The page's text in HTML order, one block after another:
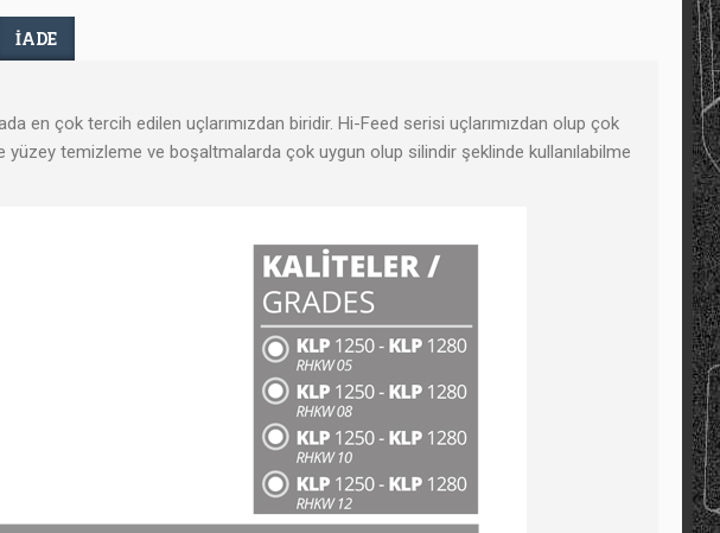
İADE
en çok tercih edilen uçlarımızdan biridir. Hi-Feed serisi uçlarımızdan olup çok
yüzey temizleme ve boşaltmalarda çok uygun olup silindir şeklinde kullanılabilme